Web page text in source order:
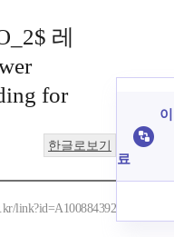
레
for
한글로보기
link?id=A100884392
료